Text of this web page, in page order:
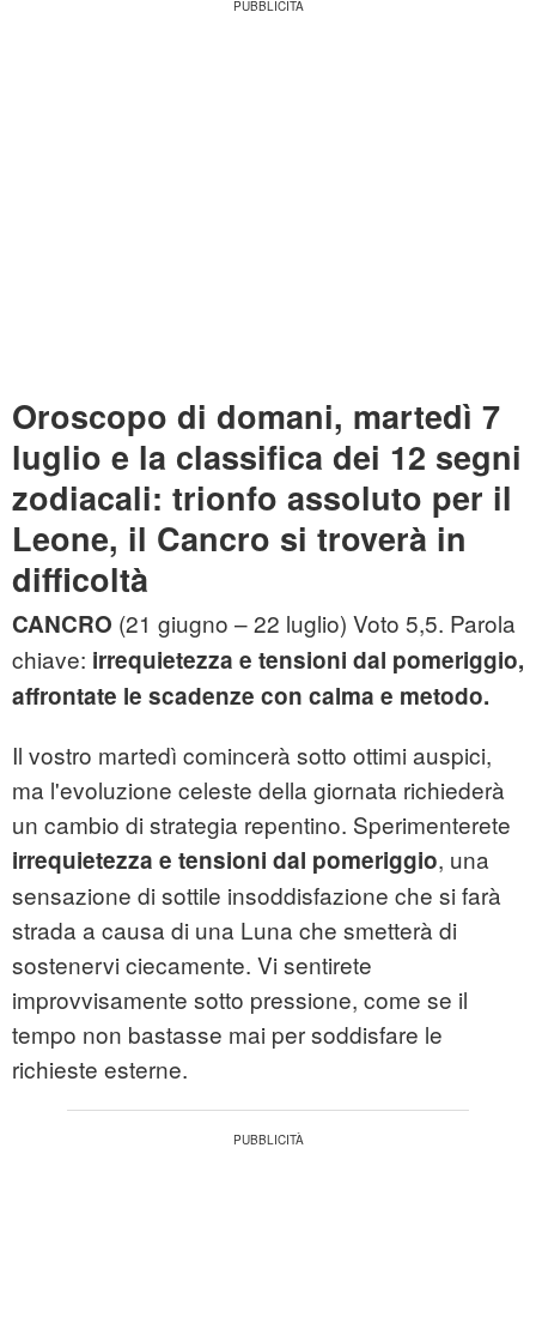
Oroscopo di domani, martedì 7
luglio e la classifica dei 12 segni
zodiacali: trionfo assoluto per il
Leone, il Cancro si troverà in
difficoltà
CANCRO (21 giugno – 22 luglio) Voto 5,5. Parola
chiave: irrequietezza e tensioni dal pomeriggio,
affrontate le scadenze con calma e metodo.
Il vostro martedì comincerà sotto ottimi auspici,
ma l'evoluzione celeste della giornata richiederà
un cambio di strategia repentino. Sperimenterete
irrequietezza e tensioni dal pomeriggio, una
sensazione di sottile insoddisfazione che si farà
strada a causa di una Luna che smetterà di
sostenervi ciecamente. Vi sentirete
improvvisamente sotto pressione, come se il
tempo non bastasse mai per soddisfare le
richieste esterne.